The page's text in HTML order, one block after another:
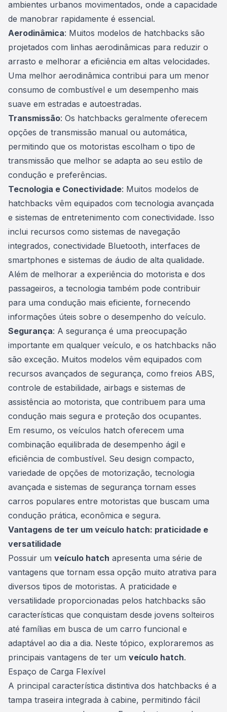
ambientes urbanos movimentados, onde a capacidade
de manobrar rapidamente é essencial.
Aerodinâmica: Muitos modelos de hatchbacks são
projetados com linhas aerodinâmicas para reduzir o
arrasto e melhorar a eficiência em altas velocidades.
Uma melhor aerodinâmica contribui para um menor
consumo de combustível e um desempenho mais
suave em estradas e autoestradas.
Transmissão: Os hatchbacks geralmente oferecem
opções de transmissão manual ou automática,
permitindo que os motoristas escolham o tipo de
transmissão que melhor se adapta ao seu estilo de
condução e preferências.
Tecnologia e Conectividade: Muitos modelos de
hatchbacks vêm equipados com tecnologia avançada
e sistemas de entretenimento com conectividade. Isso
inclui recursos como sistemas de navegação
integrados, conectividade Bluetooth, interfaces de
smartphones e sistemas de áudio de alta qualidade.
Além de melhorar a experiência do motorista e dos
passageiros, a tecnologia também pode contribuir
para uma condução mais eficiente, fornecendo
informações úteis sobre o desempenho do veículo.
Segurança: A segurança é uma preocupação
importante em qualquer veículo, e os hatchbacks não
são exceção. Muitos modelos vêm equipados com
recursos avançados de segurança, como freios ABS,
controle de estabilidade, airbags e sistemas de
assistência ao motorista, que contribuem para uma
condução mais segura e proteção dos ocupantes.
Em resumo, os veículos hatch oferecem uma
combinação equilibrada de desempenho ágil e
eficiência de combustível. Seu design compacto,
variedade de opções de motorização, tecnologia
avançada e sistemas de segurança tornam esses
carros populares entre motoristas que buscam uma
condução prática, econômica e segura.
Vantagens de ter um veículo hatch: praticidade e
versatilidade
Possuir um veículo hatch apresenta uma série de
vantagens que tornam essa opção muito atrativa para
diversos tipos de motoristas. A praticidade e
versatilidade proporcionadas pelos hatchbacks são
características que conquistam desde jovens solteiros
até famílias em busca de um carro funcional e
adaptável ao dia a dia. Neste tópico, exploraremos as
principais vantagens de ter um veículo hatch.
Espaço de Carga Flexível
A principal característica distintiva dos hatchbacks é a
tampa traseira integrada à cabine, permitindo fácil